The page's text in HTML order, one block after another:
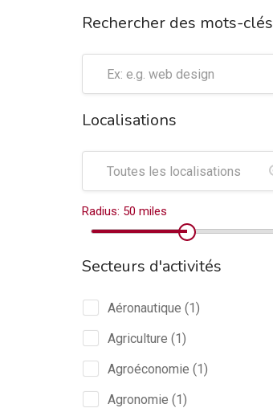
Rechercher des mots-clés
Localisations
Radius: 50 miles
Secteurs d'activités
Aéronautique (1)
Agriculture (1)
Agroéconomie (1)
Agronomie (1)